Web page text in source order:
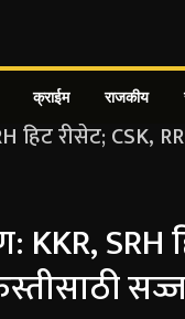
क्राईम राजकीय
KKR, SRH
सज्ज